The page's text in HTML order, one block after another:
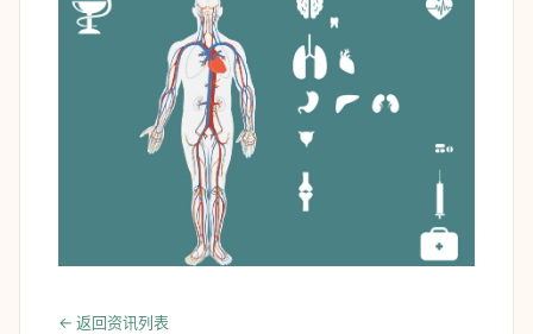
← 返回资讯列表